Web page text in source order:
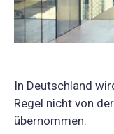
In Deutschland
Regel nicht von
übernommen.